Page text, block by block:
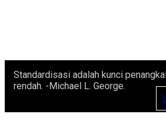
Standardisasi adalah kunci
rendah. -Michael L. George.